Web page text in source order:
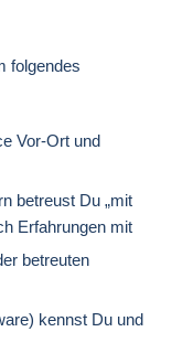
folgendes
Vor-Ort und
betreust Du „mit
Erfahrungen mit
betreuten
kennst Du und